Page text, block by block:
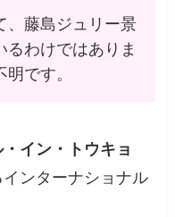
、藤島ジュリー景
るわけではありま
です。
イン・トウキョ
ンターナショナル